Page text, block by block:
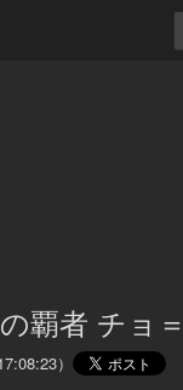
覇者 チョ
）